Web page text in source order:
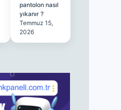
pantolon nasıl
yıkanır ?
Temmuz 15,
2026